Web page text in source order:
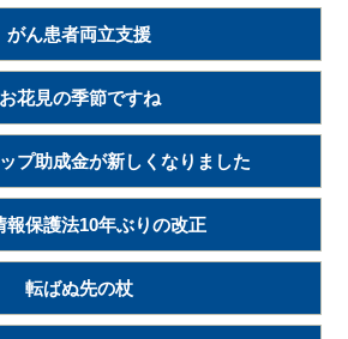
がん患者両立支援
お花見の季節ですね
プ助成金が新しくなりました
報保護法10年ぶりの改正
転ばぬ先の杖